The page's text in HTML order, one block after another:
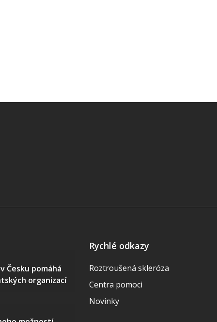
Česku pomáhá
organizací
Rychlé odkazy
Roztroušená skleróza
Centra pomoci
Novinky